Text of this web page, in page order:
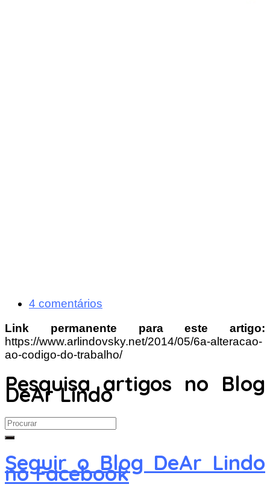
4 comentários
Link permanente para este artigo:
https://www.arlindovsky.net/2014/05/6a-alteracao-
ao-codigo-do-trabalho/
Pesquisa artigos no Blog
DeAr Lindo
Search
for:
Seguir o Blog DeAr Lindo
no Facebook